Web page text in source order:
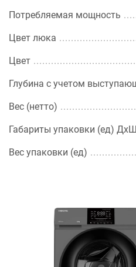
Потребляемая мощность
Цвет люка
Цвет
Глубина с учетом
Вес (нетто)
Габариты упаковки (ед)
Вес упаковки (ед)